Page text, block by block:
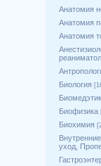
Анатомия
Анатомия
Анатомия
Биология
Биофизика
Биохимия
уход,